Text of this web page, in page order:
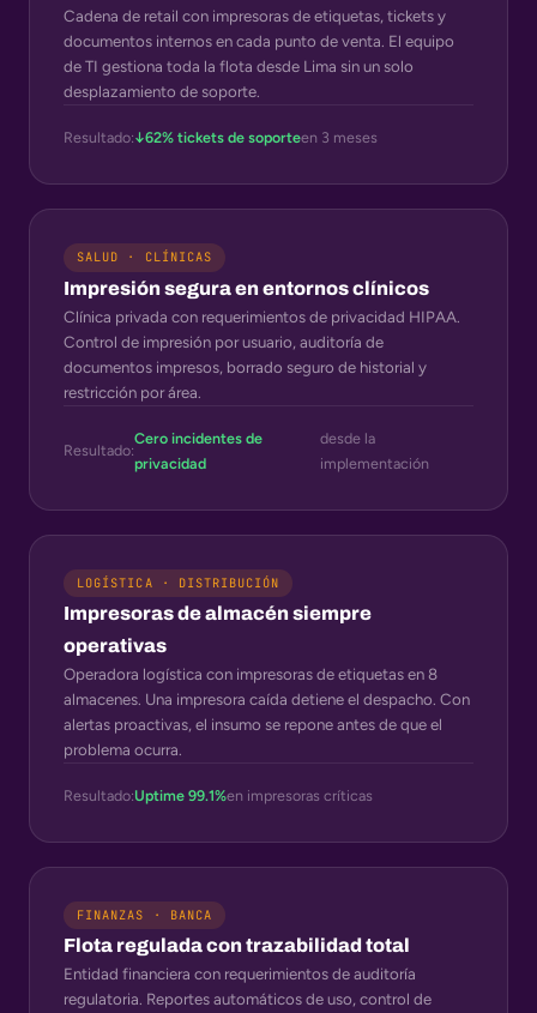
Cadena de retail con impresoras de etiquetas, tickets y
documentos internos en cada punto de venta. El equipo
de TI gestiona toda la flota desde Lima sin un solo
desplazamiento de soporte.
Resultado:↓62% tickets de soporteen 3 meses
SALUD · CLÍNICAS
Impresión segura en entornos clínicos
Clínica privada con requerimientos de privacidad HIPAA.
Control de impresión por usuario, auditoría de
documentos impresos, borrado seguro de historial y
restricción por área.
Resultado:
Cero incidentes de
privacidad
desde la
implementación
LOGÍSTICA · DISTRIBUCIÓN
Impresoras de almacén siempre
operativas
Operadora logística con impresoras de etiquetas en 8
almacenes. Una impresora caída detiene el despacho. Con
alertas proactivas, el insumo se repone antes de que el
problema ocurra.
Resultado:Uptime 99.1%en impresoras críticas
FINANZAS · BANCA
Flota regulada con trazabilidad total
Entidad financiera con requerimientos de auditoría
regulatoria. Reportes automáticos de uso, control de